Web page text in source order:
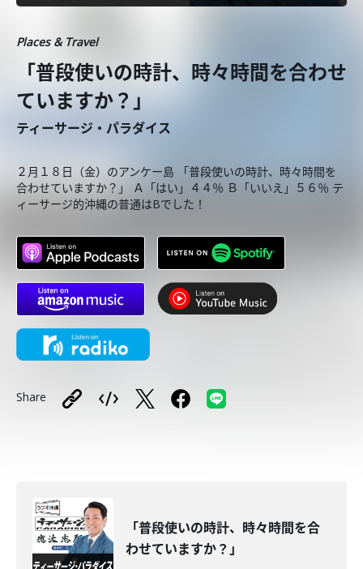
Places & Travel
「普段使いの時計、時々時間を合わせ
ていますか？」
ティーサージ・パラダイス
２月１８日（金）のアンケー島 「普段使いの時計、時々時間を
合わせていますか？」 Ａ「はい」４４％ Ｂ「いいえ」５６％ テ
ィーサージ的沖縄の普通はBでした！
Share
「普段使いの時計、時々時間を合
わせていますか？」